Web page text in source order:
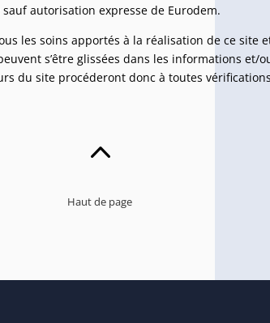
autorisation expresse de Eurodem.
les soins apportés à la réalisation de ce site
s’être glissées dans les informations et/
du site procéderont donc à toutes
2
Haut de page